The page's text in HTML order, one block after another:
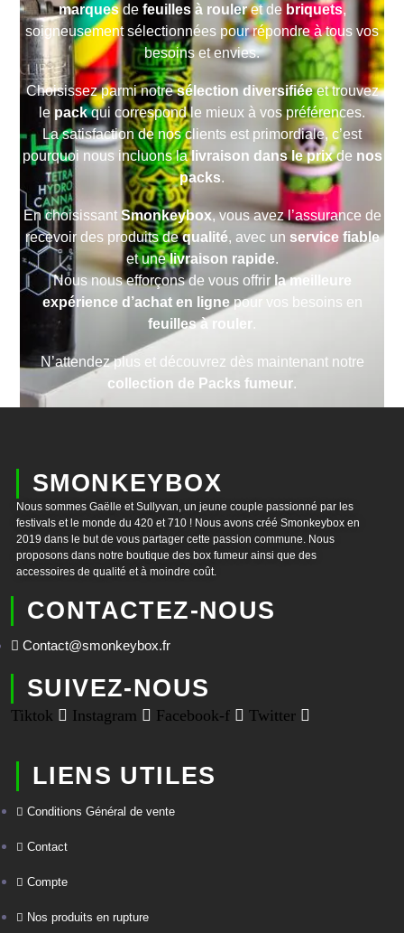
marquesde feuilles à rouleret de briquets,
soigneusement sélectionnées pour répondre à tous vos
besoins et envies.
Choisissez parmi notresélection diversifiéeet trouvez
le packqui correspond le mieux à vos préférences.
La satisfaction de nos clients est primordiale, c’est
pourquoi nous incluons lalivraison dans le prixde nos
packs.
En choisissant Smonkeybox, vous avez l’assurance de
recevoir des produits dequalité, avec un service fiable
et unelivraison rapide.
Nous nous efforçons de vous offrir la meilleure
expérience d’achat en lignepour vos besoins en
feuilles à rouler.
N’attendez plus et découvrez dès maintenant notre
collection de Packs fumeur.
SMONKEYBOX
Nous sommes Gaëlle et Sullyvan, un jeune couple passionné par les
festivals et le monde du 420 et 710 ! Nous avons créé Smonkeybox en
2019 dans le but de vous partager cette passion commune. Nous
proposons dans notre boutique des box fumeur ainsi que des
accessoires de qualité et à moindre coût.
CONTACTEZ-NOUS
Contact@smonkeybox.fr
SUIVEZ-NOUS
Tiktok Instagram Facebook-f Twitter
LIENS UTILES
Conditions Général de vente
Contact
Compte
Nos produits en rupture